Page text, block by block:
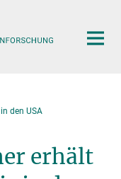
den USA
erhält